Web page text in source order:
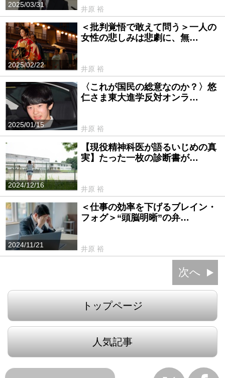
2025/03/31
井原 裕
2025/02/22
＜批判覚悟で敢えて問う＞一人の
女性の悲しみは悲劇に、無…
井原 裕
2025/01/15
〈これが国民の総意なのか？〉悠
仁さま東大進学反対オンラ…
井原 裕
2024/12/16
【現役精神科医が語るいじめの真
実】たった一枚の診断書が…
井原 裕
2024/11/21
＜仕事の効率を下げるブレイン・
フォグ＞“頭脳明晰”の弁…
井原 裕
次へ
トップページ
人気記事